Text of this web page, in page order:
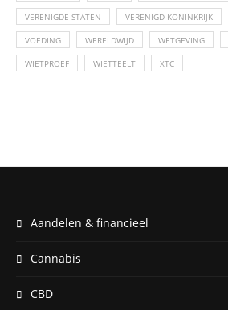
VERENIGDE STATEN VERENIGD KONINKRIJK
VOEDING WERELDWIJD WETGEVING
WIETPROEF WIETTEELT XTC
Aandelen & financieel
Cannabis
CBD